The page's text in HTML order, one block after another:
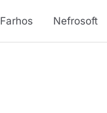
Farhos Nefrosoft